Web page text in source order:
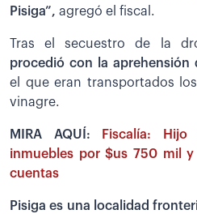
Pisiga”, agregó el fiscal.
Tras el secuestro de la
procedió con la aprehensión
el que eran transportados
vinagre.
MIRA AQUÍ:
Fiscalía:
inmuebles por $us 750 mil
cuentas
Pisiga es una localidad